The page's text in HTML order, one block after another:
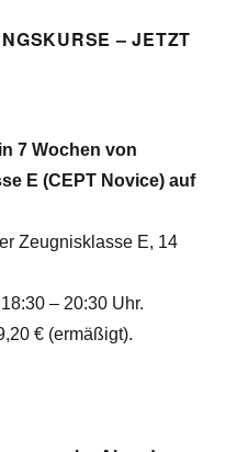
– JETZT
7 Wochen von
E (CEPT Novice) auf
Zeugnisklasse E, 14
– 20:30 Uhr.
€ (ermäßigt).